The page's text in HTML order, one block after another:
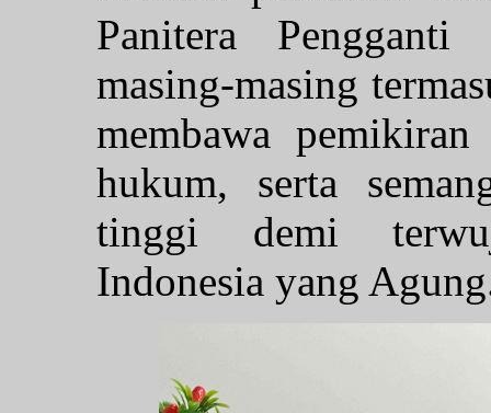
Panitera
masing-masing
membawa
hukum, serta
tinggi demi
Indonesia yang